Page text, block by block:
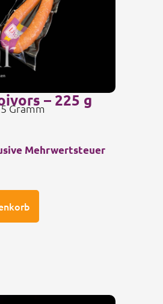
Mehrwertsteuer
– 225 g
Gramm